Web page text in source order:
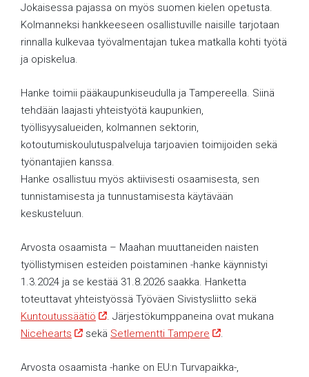
Jokaisessa pajassa on myös suomen kielen opetusta.
Kolmanneksi hankkeeseen osallistuville naisille tarjotaan
rinnalla kulkevaa työvalmentajan tukea matkalla kohti työtä
ja opiskelua.
Hanke toimii pääkaupunkiseudulla ja Tampereella. Siinä
tehdään laajasti yhteistyötä kaupunkien,
työllisyysalueiden, kolmannen sektorin,
kotoutumiskoulutuspalveluja tarjoavien toimijoiden sekä
työnantajien kanssa.
Hanke osallistuu myös aktiivisesti osaamisesta, sen
tunnistamisesta ja tunnustamisesta käytävään
keskusteluun.
Arvosta osaamista – Maahan muuttaneiden naisten
työllistymisen esteiden poistaminen -hanke käynnistyi
1.3.2024 ja se kestää 31.8.2026 saakka. Hanketta
toteuttavat yhteistyössä Työväen Sivistysliitto sekä
Kuntoutussäätiö
. Järjestökumppaneina ovat mukana
Nicehearts
sekä Setlementti Tampere .
Arvosta osaamista -hanke on EU:n Turvapaikka-,